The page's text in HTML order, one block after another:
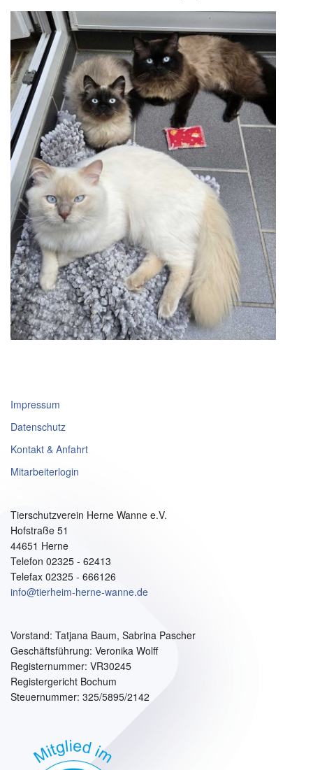
Impressum
Datenschutz
Kontakt & Anfahrt
Mitarbeiterlogin
Tierschutzverein Herne Wanne e.V.
Hofstraße 51
44651 Herne
Telefon 02325 - 62413
Telefax 02325 - 666126
info@tierheim-herne-wanne.de
Vorstand: Tatjana Baum, Sabrina Pascher
Geschäftsführung: Veronika Wolff
Registernummer: VR30245
Registergericht Bochum
Steuernummer: 325/5895/2142